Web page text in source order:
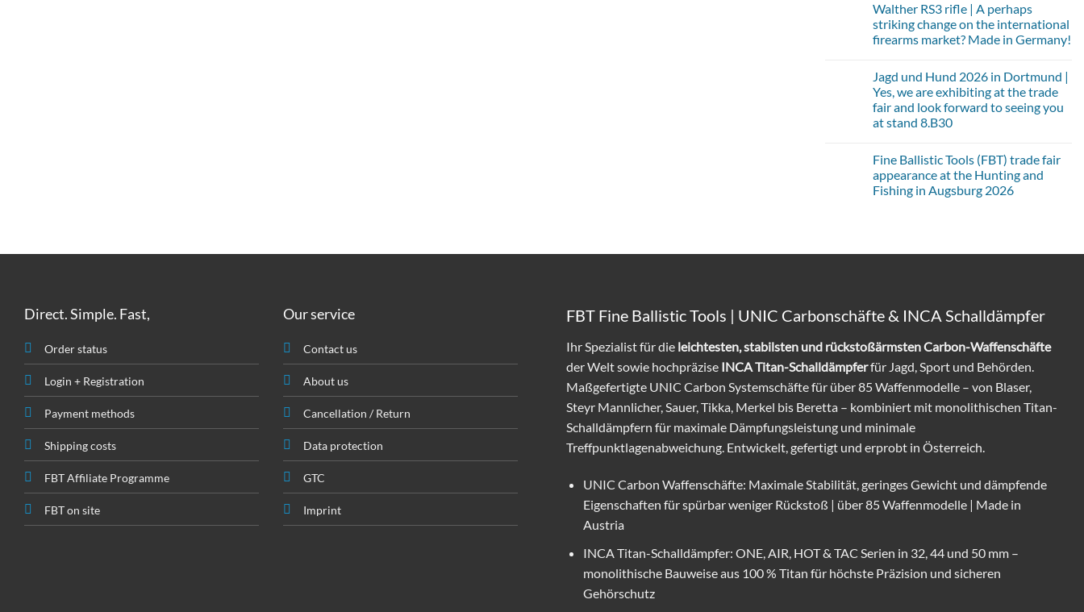
ultraleicht
Repetierer
AERA
1
3D
Druck
–
lassen
sich
on
Die
Hohe
Jagd
2026
in
Salzburg
|
Weltneuheit:
Vorstellung
1
Ultraleicht
Jagdwaffe
|
Walther RS3 rifle | A perhaps
striking change on the international
firearms market? Made in Germany!
on
Walther
RS3
Waffe
|
Eine
Veränderung
auf
dem
internationalen
Jagd und Hund 2026 in Dortmund |
Yes, we are exhibiting at the trade
fair and look forward to seeing you
at stand 8.B30
on
Jagd
und
Hund
wir
und
auf
Besuch
am
Stand
8.B30
Fine Ballistic Tools (FBT) trade fair
appearance at the Hunting and
Fishing in Augsburg 2026
der
Jagen
Fischen
in
Augsburg
Direct. Simple. Fast,
Order status
Login + Registration
Payment methods
Shipping costs
FBT Affiliate Programme
FBT on site
Our service
Contact us
About us
Cancellation / Return
Data protection
GTC
Imprint
FBT Fine Ballistic Tools | UNIC Carbonschäfte & INCA Schalldämpfer
Ihr Spezialist für die leichtesten, stabilsten und rückstoßärmsten Carbon-Waffenschäfte
der Welt sowie hochpräzise INCA Titan-Schalldämpferfür Jagd, Sport und Behörden.
Maßgefertigte UNIC Carbon Systemschäfte für über 85 Waffenmodelle – von Blaser,
Steyr Mannlicher, Sauer, Tikka, Merkel bis Beretta – kombiniert mit monolithischen Titan-
Schalldämpfern für maximale Dämpfungsleistung und minimale
Treffpunktlagenabweichung. Entwickelt, gefertigt und erprobt in Österreich.
UNIC Carbon Waffenschäfte: Maximale Stabilität, geringes Gewicht und dämpfende
Eigenschaften für spürbar weniger Rückstoß | über 85 Waffenmodelle | Made in
Austria
INCA Titan-Schalldämpfer: ONE, AIR, HOT & TAC Serien in 32, 44 und 50 mm –
monolithische Bauweise aus 100 % Titan für höchste Präzision und sicheren
Gehörschutz